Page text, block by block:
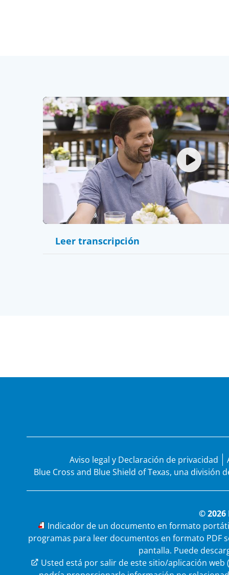
Leer transcripción
Aviso legal y Declaración de privacidad
Blue Cross and Blue Shield of Texas, una división
© 2026
PDF
Indicador de un documento en formato
programas para leer documentos en formato PDF
pantalla. Puede
Enlace externo
Usted está por salir de este sitio/aplicación